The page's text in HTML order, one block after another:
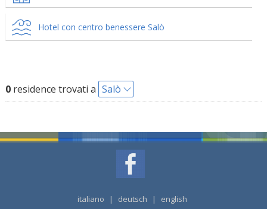
Hotel con centro benessere Salò
0residence trovati a Salò
italiano | deutsch | english